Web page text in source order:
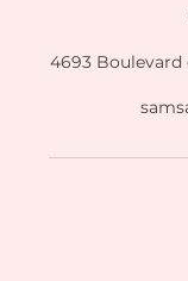
4693 Boulevard